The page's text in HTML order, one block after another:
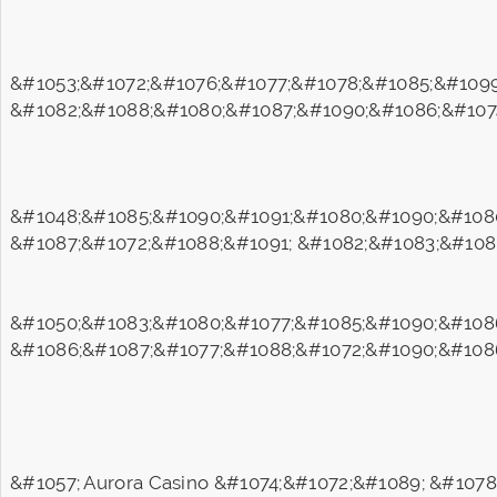
&#1087;&#1072;&#1088;&#1091;
&#1057; Aurora Casino &#1074;&#1072;&#1089;